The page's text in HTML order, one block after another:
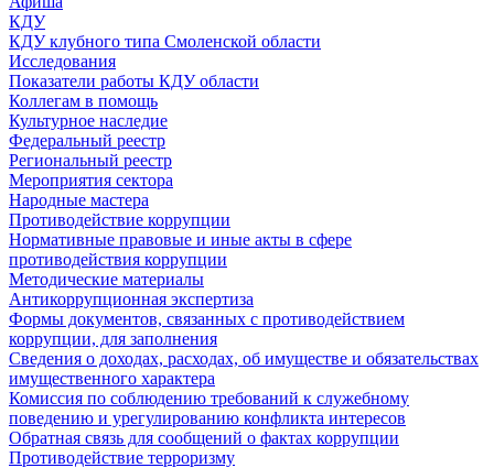
КДУ
КДУ клубного типа Смоленской области
Исследования
Показатели работы КДУ области
Коллегам в помощь
Культурное наследие
Федеральный реестр
Региональный реестр
Мероприятия сектора
Народные мастера
Противодействие коррупции
Нормативные правовые и иные акты в сфере
противодействия коррупции
Методические материалы
Антикоррупционная экспертиза
Формы документов, связанных с противодействием
коррупции, для заполнения
Сведения о доходах, расходах, об имуществе и обязательствах
имущественного характера
Комиссия по соблюдению требований к служебному
поведению и урегулированию конфликта интересов
Обратная связь для сообщений о фактах коррупции
Противодействие терроризму